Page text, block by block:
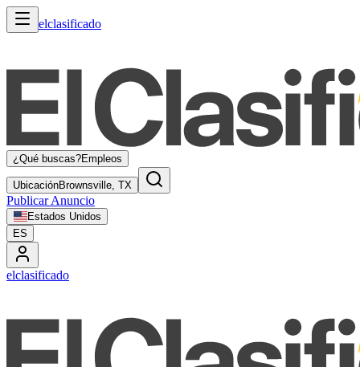
elclasificado
¿Qué buscas?Empleos
UbicaciónBrownsville, TX
Publicar Anuncio
Estados Unidos
ES
elclasificado